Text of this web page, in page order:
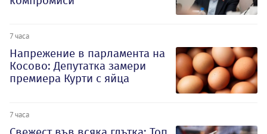
7 часа
Напрежение в парламента на
Косово: Депутатка замери
премиера Курти с яйца
7 часа